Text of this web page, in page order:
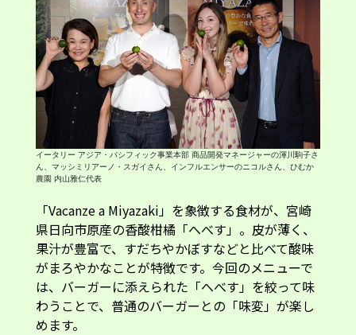
イータリー アジア・パシフィック事業本部 商品開発マネージャーの渾川駒子さ
ん、マッシミリアーノ・スガイさん、インフルエンサーのニコルさん、ひむか
農園 内山雅仁代表
「Vacanze a Miyazaki」を象徴する食材が、宮崎
県日向市原産の香酸柑橘「へべす」。皮が薄く、
果汁が豊富で、すだちやかぼすなどと比べて酸味
がまろやかなことが特徴です。今回のメニューで
は、バーガーに添えられた「へべす」を絞って味
わうことで、普通のバーガーとの「味変」が楽し
めます。